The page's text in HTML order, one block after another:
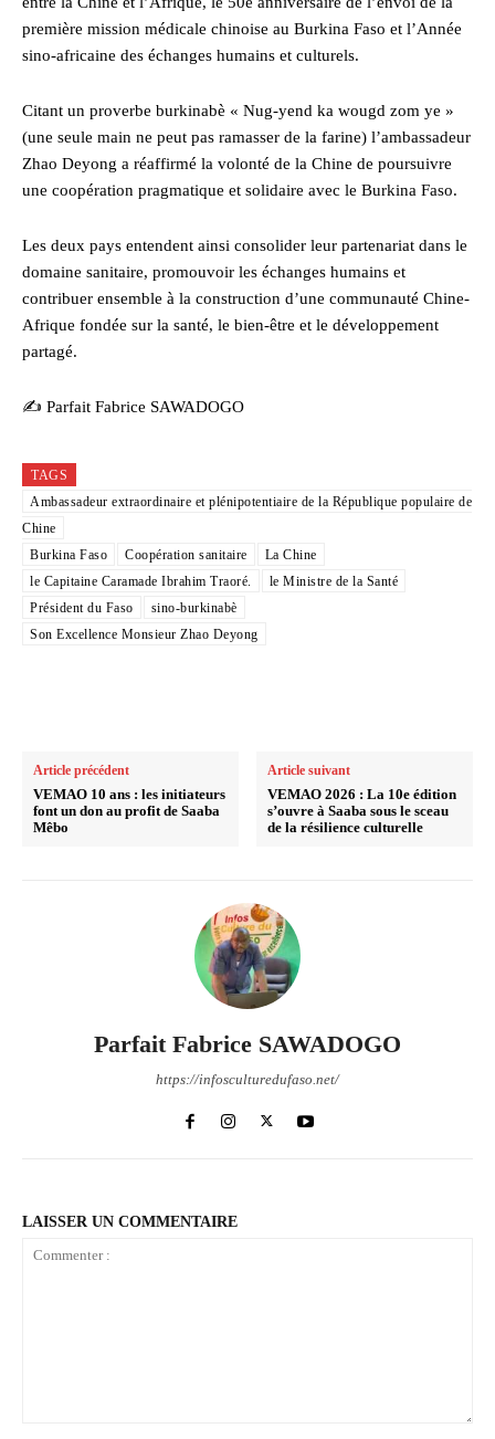
première mission médicale chinoise au Burkina Faso et l’Année
sino-africaine des échanges humains et culturels.
Citant un proverbe burkinabè « Nug-yend ka wougd zom ye »
(une seule main ne peut pas ramasser de la farine) l’ambassadeur
Zhao Deyong a réaffirmé la volonté de la Chine de poursuivre
une coopération pragmatique et solidaire avec le Burkina Faso.
Les deux pays entendent ainsi consolider leur partenariat dans le
domaine sanitaire, promouvoir les échanges humains et
contribuer ensemble à la construction d’une communauté Chine-
Afrique fondée sur la santé, le bien-être et le développement
partagé.
✍️ Parfait Fabrice SAWADOGO
TAGS
Ambassadeur extraordinaire et plénipotentiaire de la République populaire de
Chine
Burkina Faso
Coopération sanitaire
La Chine
le Capitaine Caramade Ibrahim Traoré.
le Ministre de la Santé
Président du Faso
sino-burkinabè
Son Excellence Monsieur Zhao Deyong
Article précédent
VEMAO 10 ans : les initiateurs
font un don au profit de Saaba
Mêbo
Article suivant
VEMAO 2026 : La 10e édition
s’ouvre à Saaba sous le sceau
de la résilience culturelle
Parfait Fabrice SAWADOGO
https://infosculturedufaso.net/
LAISSER UN COMMENTAIRE